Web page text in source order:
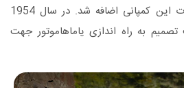
1940 گیتار نیز به محصولات این کمپانی اضافه شد. در سال 1954
به راه اندازی یاماهاموتور جهت